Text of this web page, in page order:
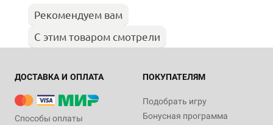
Рекомендуем вам
С этим товаром смотрели
ДОСТАВКА И ОПЛАТА
Способы оплаты
ПОКУПАТЕЛЯМ
Подобрать игру
Бонусная программа